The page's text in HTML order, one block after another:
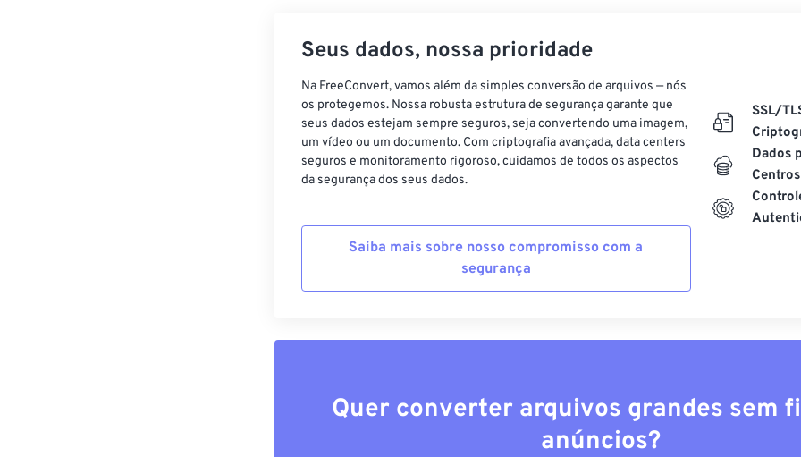
Seus dados, nossa prioridade
Na FreeConvert, vamos além da simples conversão de arquivos — nós
os protegemos. Nossa robusta estrutura de segurança garante que
seus dados estejam sempre seguros, seja convertendo uma imagem,
um vídeo ou um documento. Com criptografia avançada, data centers
seguros e monitoramento rigoroso, cuidamos de todos os aspectos
da segurança dos seus dados.
Saiba mais sobre nosso compromisso com a
segurança
SSL/
Dados
Centros
Quer converter arquivos grandes sem
anúncios?